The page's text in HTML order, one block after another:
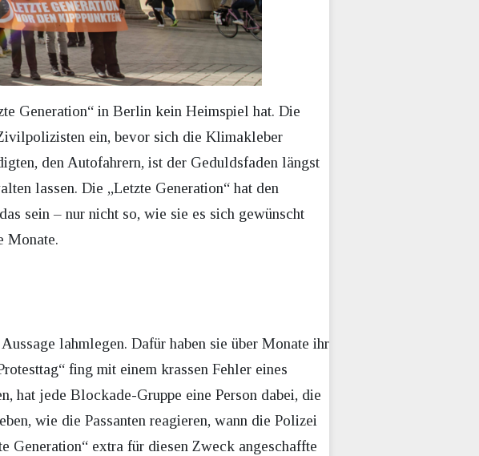
Generation“ in Berlin kein Heimspiel hat. Die
ein, bevor sich die Klimakleber
den Autofahrern, ist der Geduldsfaden längst
lassen. Die „Letzte Generation“ hat den
sein – nur nicht so, wie sie es sich gewünscht
Monate.
lahmlegen. Dafür haben sie über Monate ihr
fing mit einem krassen Fehler eines
hat jede Blockade-Gruppe eine Person dabei, die
wie die Passanten reagieren, wann die Polizei
Generation“ extra für diesen Zweck angeschaffte